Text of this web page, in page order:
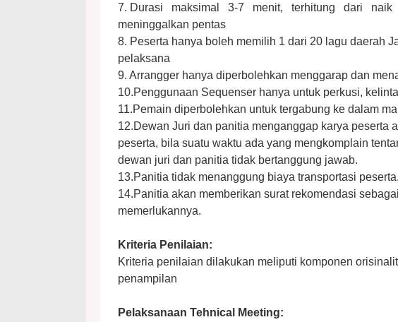
7. Durasi maksimal 3-7 menit, terhitung dari
meninggalkan pentas
8. Peserta hanya boleh memilih 1 dari 20 lagu daerah
pelaksana
9. Arrangger hanya diperbolehkan menggarap dan
10.Penggunaan Sequenser hanya untuk perkusi,
11.Pemain diperbolehkan untuk tergabung ke dalam
12.Dewan Juri dan panitia menganggap karya peserta
peserta, bila suatu waktu ada yang mengkomplain
dewan juri dan panitia tidak bertanggung jawab.
13.Panitia tidak menanggung biaya transportasi peserta.
14.Panitia akan memberikan surat rekomendasi
memerlukannya.
Kriteria Penilaian:
Kriteria penilaian dilakukan meliputi komponen
penampilan
Pelaksanaan Tehnical Meeting: